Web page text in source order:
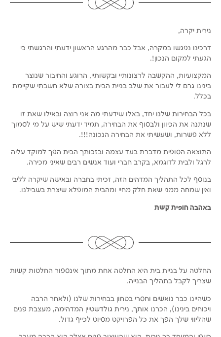
נירית יקרה,
דרכינו נפגשו במקרה, אבל כבר מהרגע הראשון ידעתי והרגשתי כי
הגעתי למקום הנכון!.
המקצועיות, ההקשבה לרצונותיי ובקשותיי, הרוגע והחיבור שנוצר
בינינו גרם לי לעבור את שלב בניית הבית בצורה שלא חשבתי שקיימת
בכלל.
בכל הבחירות שלנו יחד, באלו שידעתי מה אני רוצה ובאילו שאת זו
שנתנה את הכיוון ולבסוף את הבחירה, תמיד ידעתי שיש על מי לסמוך
ללא פשרות, ושעשיתי את הבחירה הנכונה!!!.
התוצאה הסופית מדברת בעד עצמה ובזכותך הבית הפך למוקד עליה
לרגל ולבית לדוגמא, בקרב חברי ועוד אנשים רבים שאיני מכירה.
בנוסף לכל התהליך המדהים הזה, זכיתי בחברה ובאישה שיקרה לליבי
ואין שמחה ממני שאת חלק מחיי ומהבית המופלא שיצרת בשבילנו.
​באהבה חופית קשת
החלטה על בניית בית היא החלטה אחת מתוך אינספור החלטות קשות
שצריך לקבל בתהליך הבנייה.
כשהיינו כבר נואשים וחסרי בטחון בבחירות שלנו (ולאחר הרבה
ויכוחים בינינו), הכרנו אותך, נירית גולדשטיין המדהימה, מעצבת פנים
שהליווי שלך הפך את כל הפרויקט מסיוט לכייף גדול.